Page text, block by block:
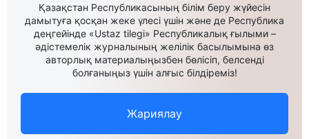
Қазақстан Республикасының білім беру жүйесін
дамытуға қосқан жеке үлесі үшін және де Республика
деңгейінде «Ustaz tilegi» Республикалық ғылыми –
әдістемелік журналының желілік басылымына өз
авторлық материалыңызбен бөлісіп, белсенді
болғаныңыз үшін алғыс білдіреміз!
Жариялау